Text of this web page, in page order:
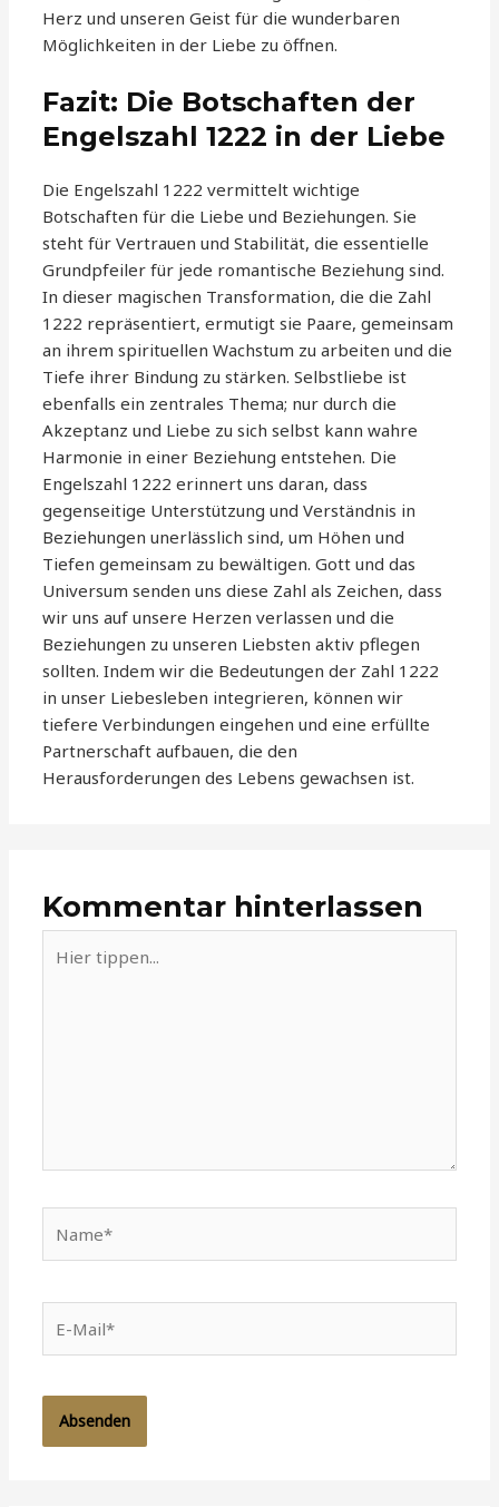
Herz und unseren Geist für die wunderbaren
Möglichkeiten in der Liebe zu öffnen.
Fazit: Die Botschaften der
Engelszahl 1222 in der Liebe
Die Engelszahl 1222 vermittelt wichtige
Botschaften für die Liebe und Beziehungen. Sie
steht für Vertrauen und Stabilität, die essentielle
Grundpfeiler für jede romantische Beziehung sind.
In dieser magischen Transformation, die die Zahl
1222 repräsentiert, ermutigt sie Paare, gemeinsam
an ihrem spirituellen Wachstum zu arbeiten und die
Tiefe ihrer Bindung zu stärken. Selbstliebe ist
ebenfalls ein zentrales Thema; nur durch die
Akzeptanz und Liebe zu sich selbst kann wahre
Harmonie in einer Beziehung entstehen. Die
Engelszahl 1222 erinnert uns daran, dass
gegenseitige Unterstützung und Verständnis in
Beziehungen unerlässlich sind, um Höhen und
Tiefen gemeinsam zu bewältigen. Gott und das
Universum senden uns diese Zahl als Zeichen, dass
wir uns auf unsere Herzen verlassen und die
Beziehungen zu unseren Liebsten aktiv pflegen
sollten. Indem wir die Bedeutungen der Zahl 1222
in unser Liebesleben integrieren, können wir
tiefere Verbindungen eingehen und eine erfüllte
Partnerschaft aufbauen, die den
Herausforderungen des Lebens gewachsen ist.
Kommentar hinterlassen
tippen...
Mail*